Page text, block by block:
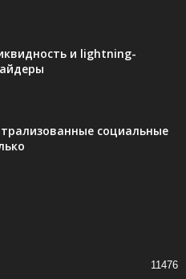
и lightning-
социальные
11476